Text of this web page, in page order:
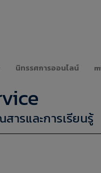
นิทรรศการออนไลน์
ารและการเรียนรู้